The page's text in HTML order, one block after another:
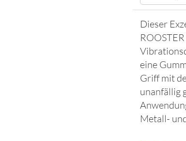
Dieser
eine
Griff mit
unanfällig
Metall-